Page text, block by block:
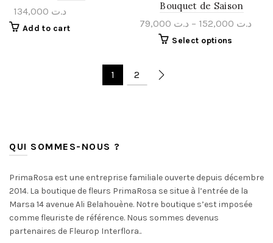
د.ت
Add to cart
Bouquet de Saison
د.ت – د.ت
Select options
1 2
QUI SOMMES-NOUS ?
PrimaRosa est une entreprise familiale ouverte depuis décembre
2014. La boutique de fleurs PrimaRosa se situe à l’entrée de la
Marsa 14 avenue Ali Belahouène. Notre boutique s’est imposée
comme fleuriste de référence. Nous sommes devenus
partenaires de Fleurop Interflora..